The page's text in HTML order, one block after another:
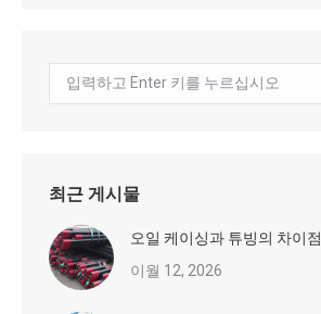
색:
최근 게시물
오일 케이싱과 튜빙의 차이점
이월 12, 2026